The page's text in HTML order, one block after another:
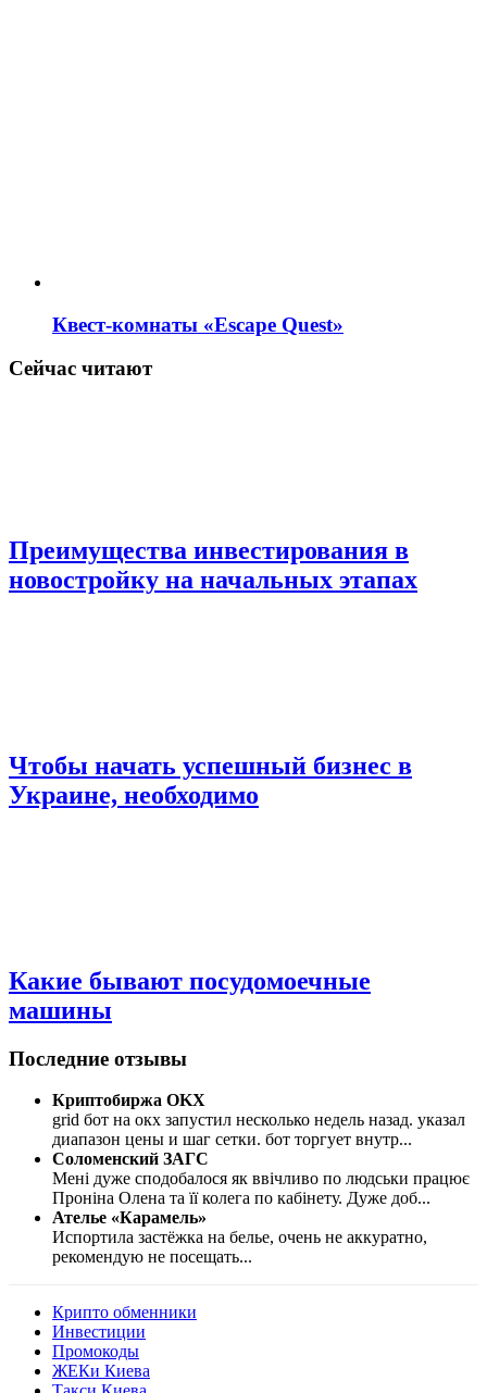
Квест-комнаты «Escape Quest»
Сейчас читают
Преимущества инвестирования в
новостройку на начальных этапах
Чтобы начать успешный бизнес в
Украине, необходимо
Какие бывают посудомоечные
машины
Последние отзывы
Криптобиржа OKX
grid бот на окх запустил несколько недель назад. указал
диапазон цены и шаг сетки. бот торгует внутр...
Соломенский ЗАГС
Мені дуже сподобалося як ввічливо по людськи працює
Проніна Олена та її колега по кабінету. Дуже доб...
Ателье «Карамель»
Испортила застёжка на белье, очень не аккуратно,
рекомендую не посещать...
Крипто обменники
Инвестиции
Промокоды
ЖЕКи Киева